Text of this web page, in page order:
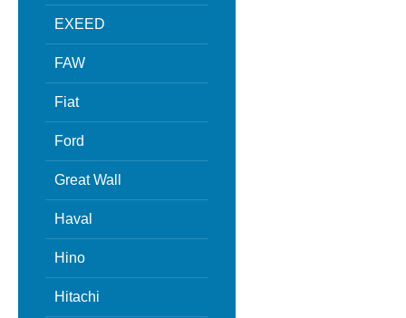
EXEED
FAW
Fiat
Ford
Great Wall
Haval
Hino
Hitachi